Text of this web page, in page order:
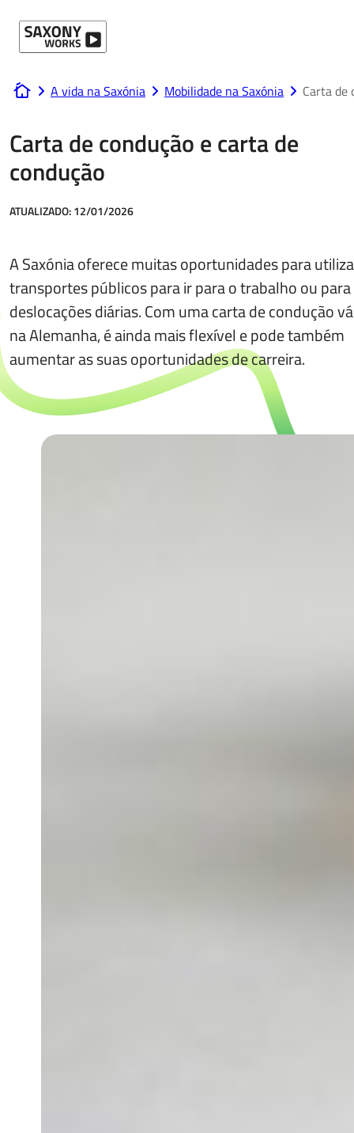
www.saxony-works.com
A vida na Saxónia Mobilidade na Saxónia Carta de
Carta de condução e carta de
condução
ATUALIZADO:12/01/2026
A Saxónia oferece muitas oportunidades para
transportes públicos para ir para o trabalho ou para
deslocações diárias. Com uma carta de condução
na Alemanha, é ainda mais flexível e pode também
aumentar as suas oportunidades de carreira.